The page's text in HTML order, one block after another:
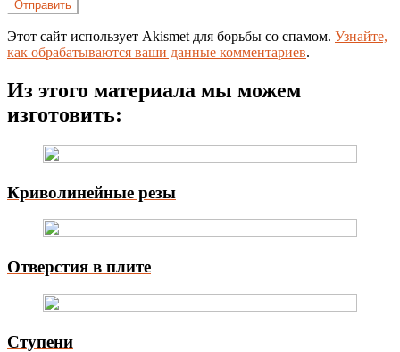
Этот сайт использует Akismet для борьбы со спамом. Узнайте,
как обрабатываются ваши данные комментариев.
Из этого материала мы можем
изготовить:
Криволинейные резы
Отверстия в плите
Ступени